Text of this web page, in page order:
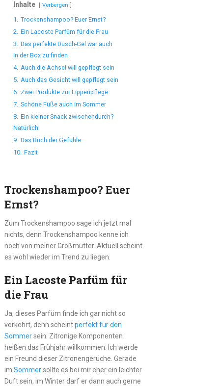
Inhalte Verbergen
1. Trockenshampoo? Euer Ernst?
2. Ein Lacoste Parfüm für die Frau
3. Das perfekte Dusch-Gel war auch
in der Box zu finden
4. Auch die Achsel will gepflegt sein
5. Auch das Gesicht will gepflegt sein
6. Zwei Produkte zur Lippenpflege
7. Schöne Füße auch im Sommer
8. Ein kleiner Snack zwischendurch?
Natürlich!
9. Das Buch der Gefühle
10. Fazit
Trockenshampoo? Euer
Ernst?
Zum Trockenshampoo sage ich jetzt mal
nichts, denn Trockenshampoo kenne ich
noch von meiner Großmutter. Aktuell scheint
es wohl wieder im Trend zu liegen.
Ein Lacoste Parfüm für
die Frau
Ja, dieses Parfüm finde ich gar nicht so
verkehrt, denn scheintperfekt für den
Sommersein. Zitronige Komponenten
heißen das Frühjahr willkommen. Ich werde
ein Freund dieser Zitronengerüche. Gerade
im Sommersollte es bei mir eher ein leichter
Duft sein, im Winter darf er dann auch gerne